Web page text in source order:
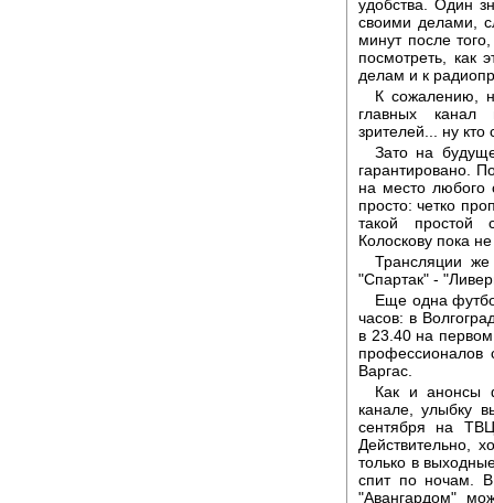
удобства. Один
своими делами,
минут после
посмотреть, как
делам и к
К сожалению,
главных канал
зрителей... ну кто
Зато на
гарантировано.
на место любого
просто: четко
такой простой
Колоскову пока
Трансляции
"Спартак" -
Еще одна
часов: в
в 23.40 на
Варгас.
Как и анонсы
канале, улыбку
сентября на
Действительно,
только в
спит по ночам.
"Авангардом"